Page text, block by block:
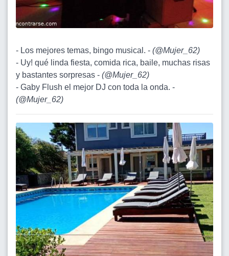
- Los mejores temas, bingo musical. - (@Mujer_62)
- Uy! qué linda fiesta, comida rica, baile, muchas risas
y bastantes sorpresas - (@Mujer_62)
- Gaby Flush el mejor DJ con toda la onda. -
(@Mujer_62)